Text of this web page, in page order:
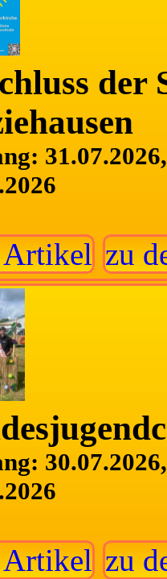
der
Artikel zu
Artikel zu